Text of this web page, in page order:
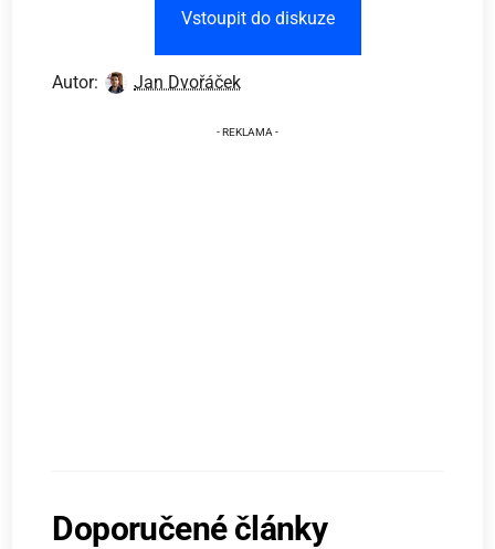
Vstoupit do diskuze
Autor: Jan Dvořáček
Doporučené články